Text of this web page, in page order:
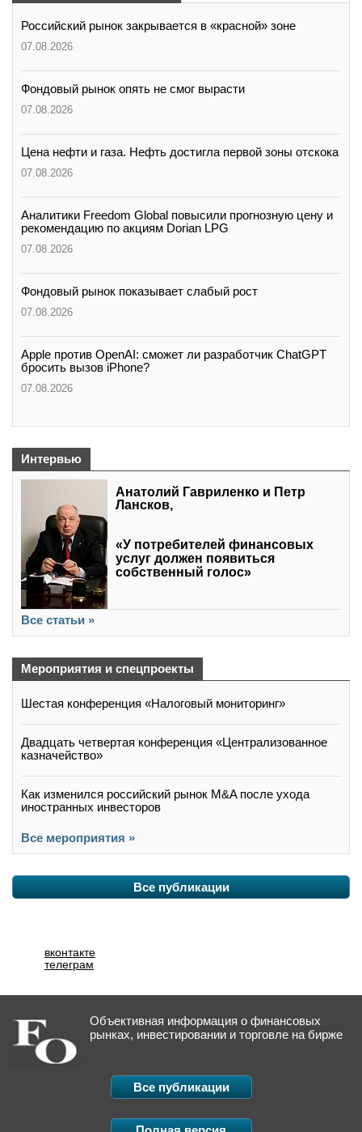
Российский рынок закрывается в «красной» зоне
07.08.2026
Фондовый рынок опять не смог вырасти
07.08.2026
Цена нефти и газа. Нефть достигла первой зоны отскока
07.08.2026
Аналитики Freedom Global повысили прогнозную цену и
рекомендацию по акциям Dorian LPG
07.08.2026
Фондовый рынок показывает слабый рост
07.08.2026
Apple против OpenAI: сможет ли разработчик ChatGPT
бросить вызов iPhone?
07.08.2026
Интервью
Анатолий Гавриленко и Петр
Лансков,
«У потребителей финансовых
услуг должен появиться
собственный голос»
Все статьи »
Мероприятия и спецпроекты
Шестая конференция «Налоговый мониторинг»
Двадцать четвертая конференция «Централизованное
казначейство»
Как изменился российский рынок M&A после ухода
иностранных инвесторов
Все мероприятия »
Все публикации
вконтакте
телеграм
Объективная информация о финансовых
рынках, инвестировании и торговле на бирже
Все публикации